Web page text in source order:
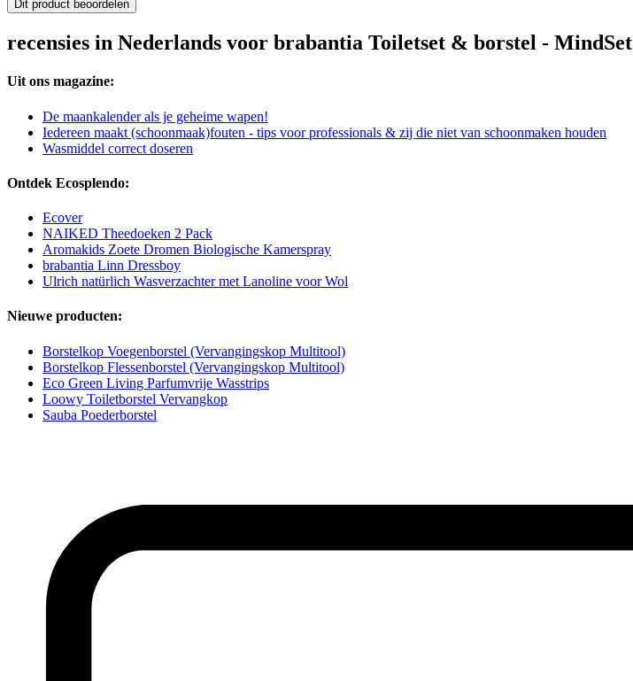
Dit product beoordelen
recensies in Nederlands voor brabantia Toiletset & borstel - MindSet
Uit ons magazine:
De maankalender als je geheime wapen!
Iedereen maakt (schoonmaak)fouten - tips voor professionals & zij die niet van schoonmaken houden
Wasmiddel correct doseren
Ontdek Ecosplendo:
Ecover
NAIKED Theedoeken 2 Pack
Aromakids Zoete Dromen Biologische Kamerspray
brabantia Linn Dressboy
Ulrich natürlich Wasverzachter met Lanoline voor Wol
Nieuwe producten:
Borstelkop Voegenborstel (Vervangingskop Multitool)
Borstelkop Flessenborstel (Vervangingskop Multitool)
Eco Green Living Parfumvrije Wasstrips
Loowy Toiletborstel Vervangkop
Sauba Poederborstel